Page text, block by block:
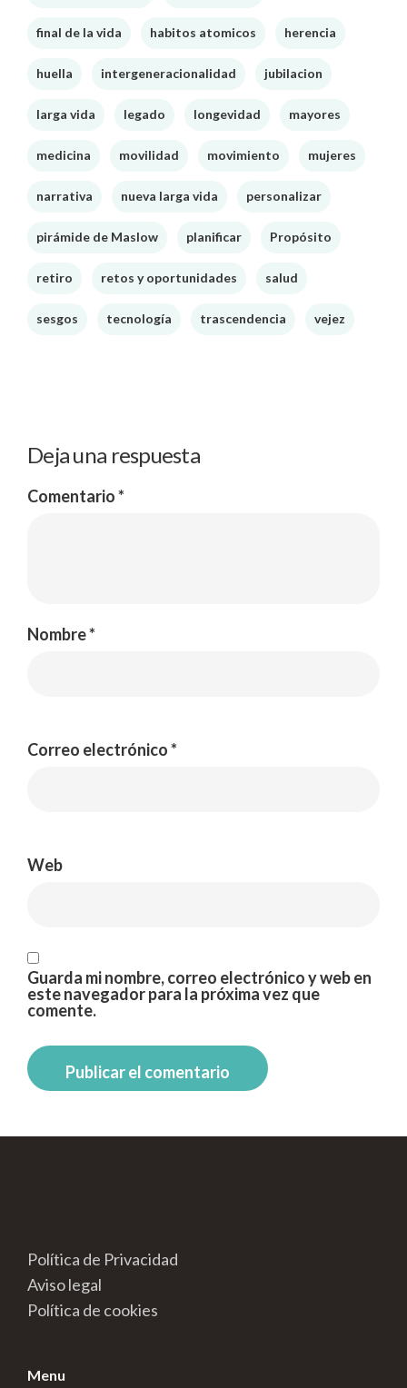
final de la vida habitos atomicos herencia
huella intergeneracionalidad jubilacion
larga vida legado longevidad mayores
medicina movilidad movimiento mujeres
narrativa nueva larga vida personalizar
pirámide de Maslow planificar Propósito
retiro retos y oportunidades salud
sesgos tecnología trascendencia vejez
Deja una respuesta
Comentario*
Nombre*
Correo electrónico*
Web
Guarda mi nombre, correo electrónico y web en
este navegador para la próxima vez que
comente.
Política de Privacidad
Aviso legal
Política de cookies
Menu